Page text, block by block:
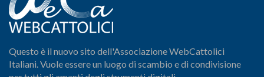
Questo è il nuovo sito dell'Associazione WebCattolici
Italiani. Vuole essere un luogo di scambio e di condivisione